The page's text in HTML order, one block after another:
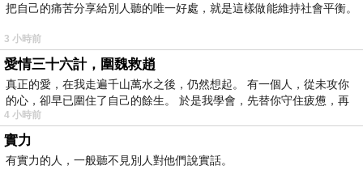
把自己的痛苦分享給別人聽的唯一好處，就是這樣做能維持社會平衡。
3 小時前
愛情三十六計，圍魏救趙
真正的愛，在我走遍千山萬水之後，仍然想起。 有一個人，從未攻你
的心，卻早已圍住了自己的餘生。 於是我學會，先替你守住疲憊，再
4 小時前
實力
有實力的人，一般聽不見別人對他們說實話。